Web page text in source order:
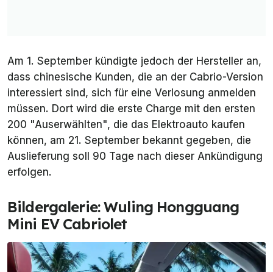
Am 1. September kündigte jedoch der Hersteller an,
dass chinesische Kunden, die an der Cabrio-Version
interessiert sind, sich für eine Verlosung anmelden
müssen. Dort wird die erste Charge mit den ersten
200 "Auserwählten", die das Elektroauto kaufen
können, am 21. September bekannt gegeben, die
Auslieferung soll 90 Tage nach dieser Ankündigung
erfolgen.
Bildergalerie: Wuling Hongguang
Mini EV Cabriolet